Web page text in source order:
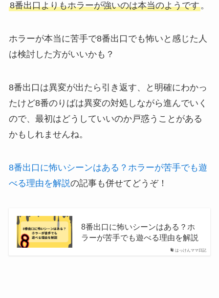
8番出口よりもホラーが強いのは本当のようです。
ホラーが本当に苦手で8番出口でも怖いと感じた人
は検討した方がいいかも？
8番出口は異変が出たら引き返す、と明確にわかっ
たけど8番のりばは異変の対処しながら進んでいく
ので、最初はどうしていいのか戸惑うことがある
かもしれませんね。
8番出口に怖いシーンはある？ホラーが苦手でも遊
べる理由を解説の記事も併せてどうぞ！
はっけんママ日記
8番出口に怖いシーンはある？ホ
ラーが苦手でも遊べる理由を解説